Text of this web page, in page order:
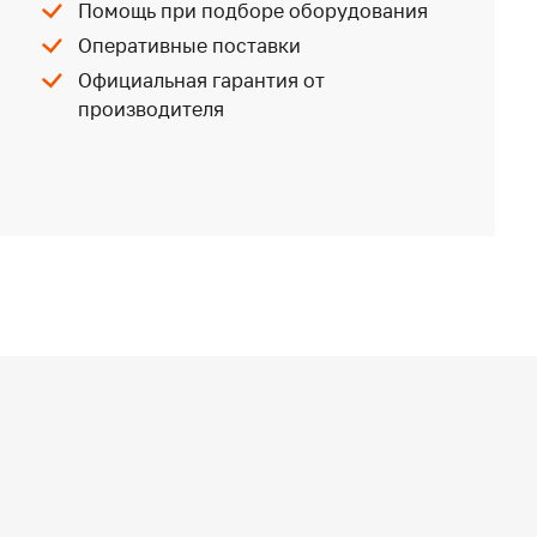
Помощь при подборе оборудования
Оперативные поставки
Официальная гарантия от
производителя